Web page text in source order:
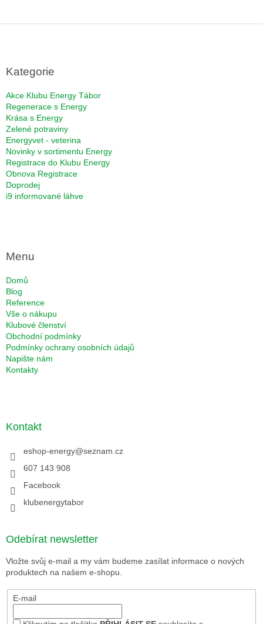
Kategorie
Akce Klubu Energy Tábor
Regenerace s Energy
Krása s Energy
Zelené potraviny
Energyvet - veterina
Novinky v sortimentu Energy
Registrace do Klubu Energy
Obnova Registrace
Doprodej
i9 informované láhve
Menu
Domů
Blog
Reference
Vše o nákupu
Klubové členství
Obchodní podmínky
Podmínky ochrany osobních údajů
Napište nám
Kontakty
Kontakt
eshop-energy@seznam.cz
607 143 908
Facebook
klubenergytabor
Odebírat newsletter
Vložte svůj e-mail a my vám budeme zasílat informace o nových
produktech na našem e-shopu.
E-mail